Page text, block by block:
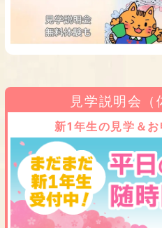
見学説明会（
新1年生の見学＆お